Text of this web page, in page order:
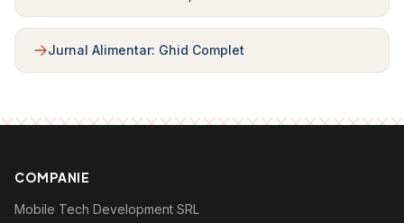
Jurnal Alimentar: Ghid Complet
COMPANIE
Mobile Tech Development SRL